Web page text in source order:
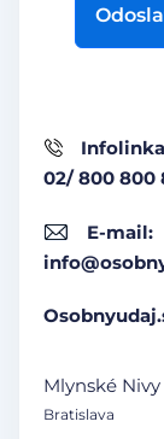
02/ 800 800
E-mail:
Mlynské
Bratislava